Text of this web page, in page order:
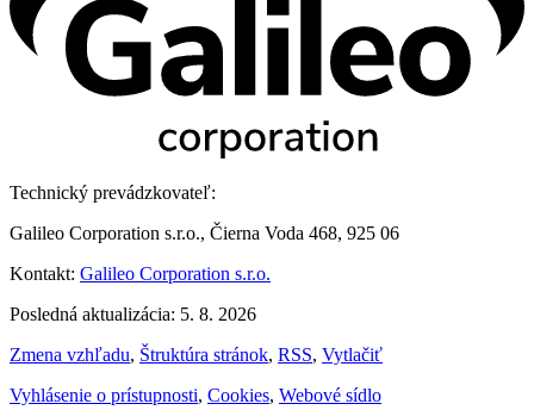
Technický prevádzkovateľ:
Galileo Corporation s.r.o., Čierna Voda 468, 925 06
Kontakt: Galileo Corporation s.r.o.
Posledná aktualizácia: 5. 8. 2026
Zmena vzhľadu, Štruktúra stránok, RSS, Vytlačiť
Vyhlásenie o prístupnosti, Cookies, Webové sídlo